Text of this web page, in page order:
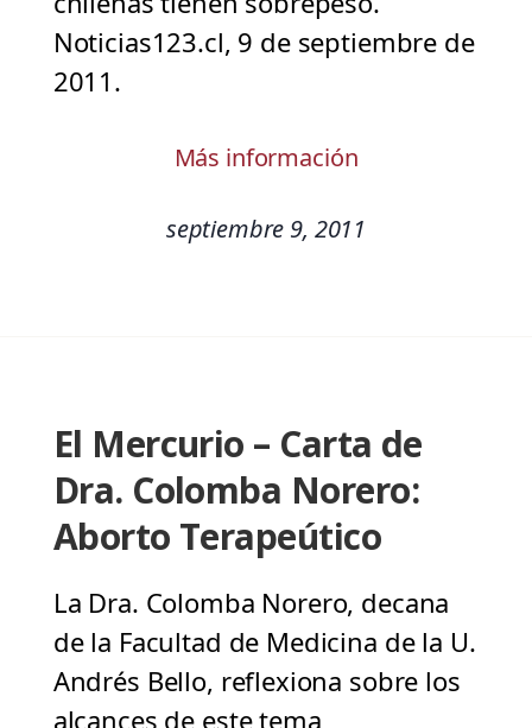
Noticias123.cl, 9 de septiembre de
2011.
Más información
septiembre 9, 2011
El Mercurio – Carta de
Dra. Colomba Norero:
Aborto Terapeútico
La Dra. Colomba Norero, decana
de la Facultad de Medicina de la U.
Andrés Bello, reflexiona sobre los
alcances de este tema